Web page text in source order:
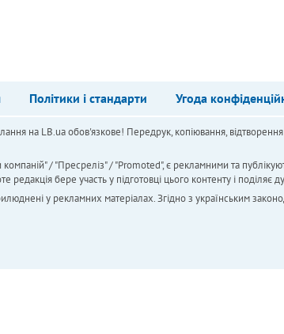
Політики і стандарти Угода
на LB.ua обов'язкове! Передрук, копіювання,
/ "Пресреліз" / "Promoted", є рекламними та
бере участь у підготовці цього контенту і поділяє
у рекламних матеріалах. Згідно з українським